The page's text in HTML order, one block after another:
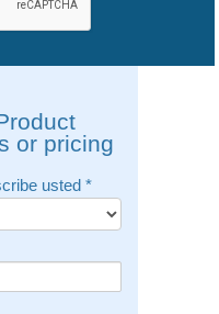
or pricing
usted *